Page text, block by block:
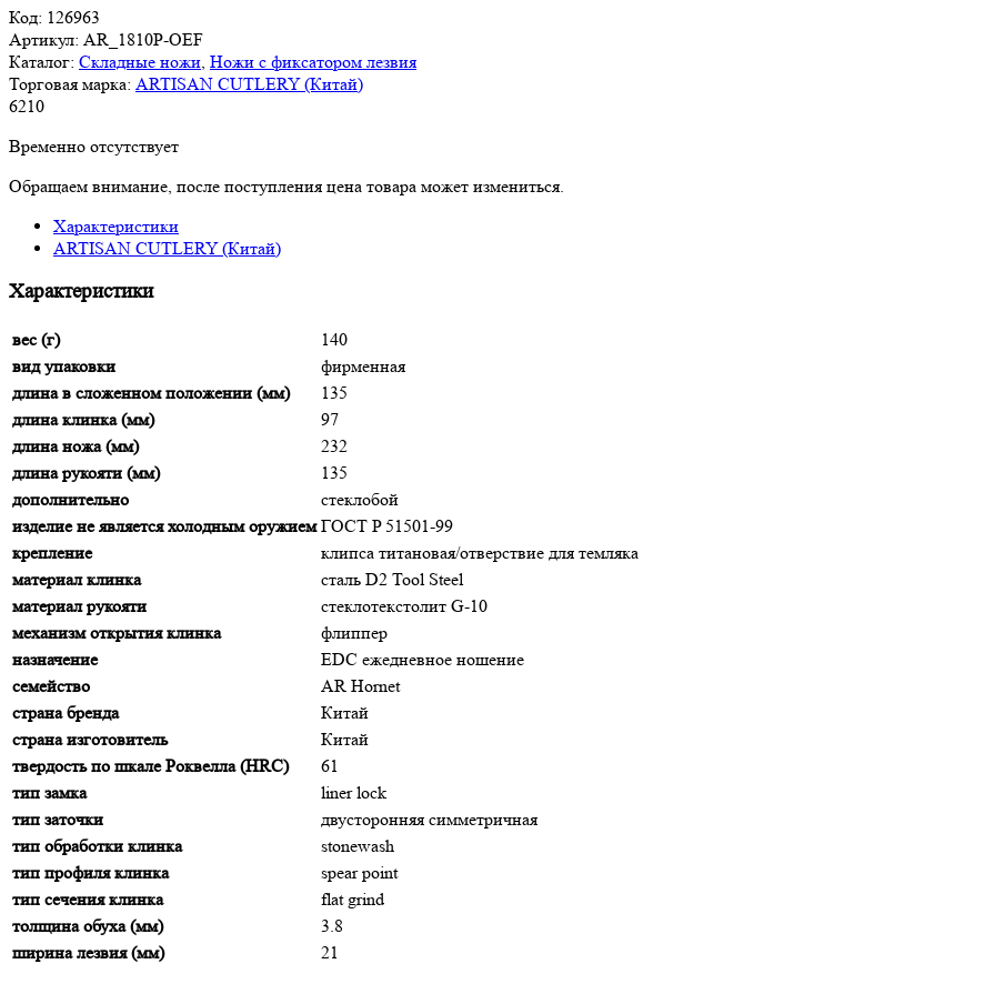
Код: 126963
Артикул: AR_1810P-OEF
Каталог: Складные ножи Ножи с фиксатором лезвия
Торговая марка: ARTISAN CUTLERY (Китай)
6210
Временно отсутствует
Обращаем внимание, после поступления цена товара может измениться.
Характеристики
ARTISAN CUTLERY (Китай)
Характеристики
вес (г)
140
вид упаковки
фирменная
длина в сложенном положении (мм)
135
длина клинка (мм)
97
длина ножа (мм)
232
длина рукояти (мм)
135
дополнительно
стеклобой
изделие не является холодным оружием ГОСТ P 51501-99
крепление
клипса титановая/отверствие для темляка
материал клинка
сталь D2 Tool Steel
материал рукояти
стеклотекстолит G-10
механизм открытия клинка
флиппер
назначение
EDC ежедневное ношение
семейство
AR Hornet
страна бренда
Китай
страна изготовитель
Китай
твердость по шкале Роквелла (HRC)
61
тип замка
liner lock
тип заточки
двусторонняя симметричная
тип обработки клинка
stonewash
тип профиля клинка
spear point
тип сечения клинка
flat grind
толщина обуха (мм)
3.8
ширина лезвия (мм)
21